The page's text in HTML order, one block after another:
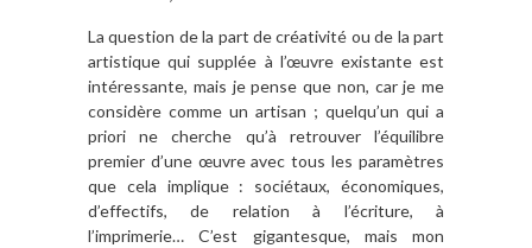
La question de la part de créativité ou de la part
artistique qui supplée à l’œuvre existante est
intéressante, mais je pense que non, car je me
considère comme un artisan ; quelqu’un qui a
priori ne cherche qu’à retrouver l’équilibre
premier d’une œuvre avec tous les paramètres
que cela implique : sociétaux, économiques,
d’effectifs, de relation à l’écriture, à
l’imprimerie… C’est gigantesque, mais mon